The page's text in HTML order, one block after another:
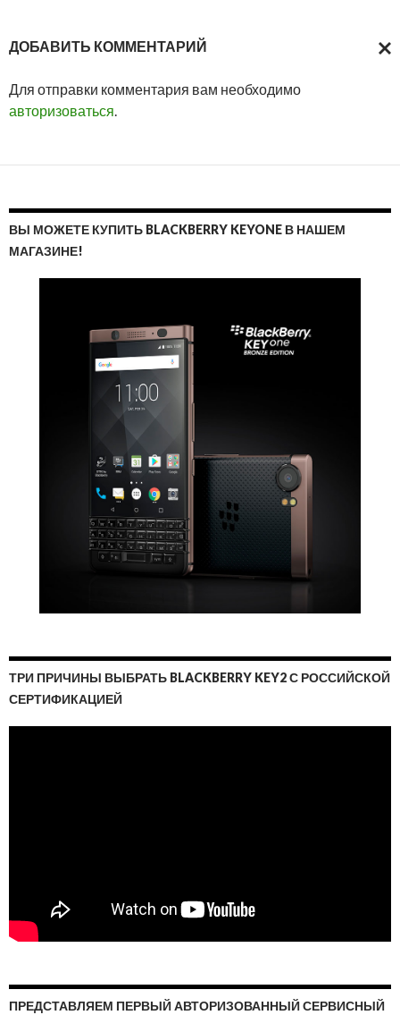
ДОБАВИТЬ КОММЕНТАРИЙ
Для отправки комментария вам необходимо
авторизоваться.
ВЫ МОЖЕТЕ КУПИТЬ BLACKBERRY KEYONE В НАШЕМ
МАГАЗИНЕ!
ТРИ ПРИЧИНЫ ВЫБРАТЬ BLACKBERRY KEY2 С РОССИЙСКОЙ
СЕРТИФИКАЦИЕЙ
ПРЕДСТАВЛЯЕМ ПЕРВЫЙ АВТОРИЗОВАННЫЙ СЕРВИСНЫЙ